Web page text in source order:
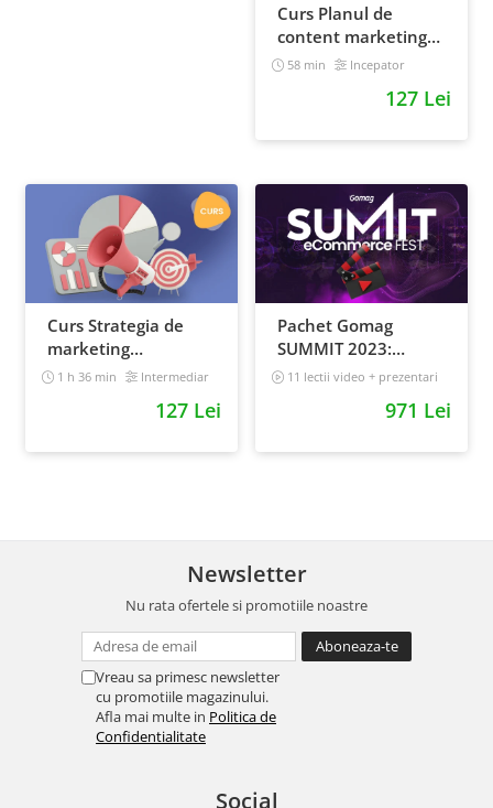
Curs Planul de
content marketing
pentru un magazin
58 min Incepator
127 Lei
Curs Strategia de
marketing
multichannel
1 h 36 min Intermediar
127 Lei
Pachet Gomag
SUMMIT 2023:
inregistrari +
11 lectii video + prezentari
971 Lei
Newsletter
Nu rata ofertele si promotiile noastre
Vreau sa primesc newsletter
cu promotiile magazinului.
Afla mai multe in Politica de
Confidentialitate
Social